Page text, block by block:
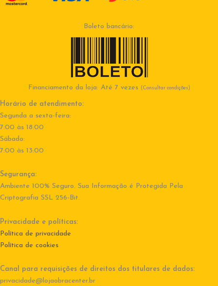
Boleto bancário:
Financiamento da loja: Até 7 vezes (Consultar condições)
Horário de atendimento:
Segunda a sexta-feira:
7:00 às 18:00
Sábado:
7:00 às 13:00
Segurança:
Ambiente 100% Seguro. Sua Informação é Protegida Pela
Criptografia SSL 256-Bit.
Privacidade e políticas:
Política de privacidade
Política de cookies
Canal para requisições de direitos dos titulares de dados:
privacidade@lojaobracenter.br